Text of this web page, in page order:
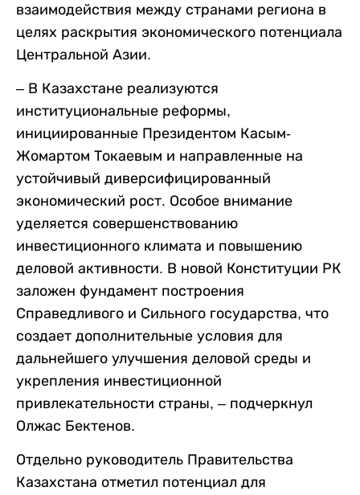
взаимодействия между странами региона в
целях раскрытия экономического потенциала
Центральной Азии.
– В Казахстане реализуются
институциональные реформы,
инициированные Президентом Касым-
Жомартом Токаевым и направленные на
устойчивый диверсифицированный
экономический рост. Особое внимание
уделяется совершенствованию
инвестиционного климата и повышению
деловой активности. В новой Конституции РК
заложен фундамент построения
Справедливого и Сильного государства, что
создает дополнительные условия для
дальнейшего улучшения деловой среды и
укрепления инвестиционной
привлекательности страны, – подчеркнул
Олжас Бектенов.
Отдельно руководитель Правительства
Казахстана отметил потенциал для